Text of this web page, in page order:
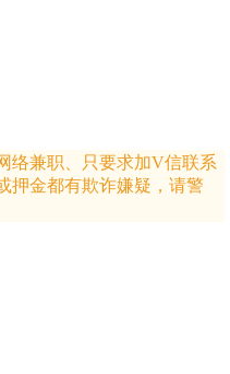
络兼职、只要求加V信联系
押金都有欺诈嫌疑，请警